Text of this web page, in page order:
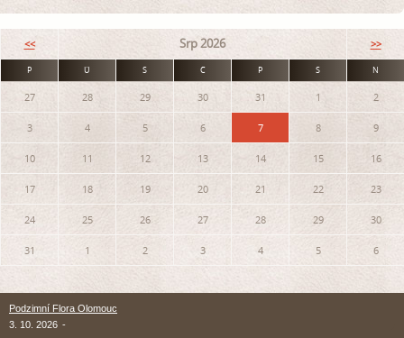
<< Srp 2026 >>
P Ú S Č P S N
27 28 29 30 31 1 2
3 4 5 6 7 8 9
10 11 12 13 14 15 16
17 18 19 20 21 22 23
24 25 26 27 28 29 30
31 1 2 3 4 5 6
Podzimní Flora Olomouc
3. 10. 2026 -